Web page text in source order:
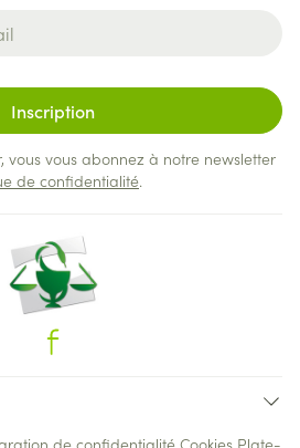
Inscription
vous vous abonnez à notre newsletter
de confidentialité.
de confidentialité Cookies Plate-